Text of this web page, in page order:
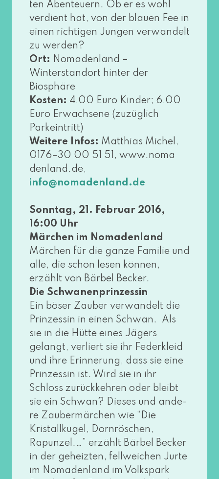
ten Abenteuern. Ob er es wohl
ver­dient hat, von der blau­en Fee in
einen rich­ti­gen Jungen ver­wan­delt
zu wer­den?
Ort: Nomadenland –
Winterstandort hin­ter der
Biosphäre
Kosten: 4,00 Euro Kinder; 6,00
Euro Erwachsene (zuzüg­lich
Parkeintritt)
Weitere Infos: Matthias Michel,
0176–30 00 51 51, www​.noma​
den​land​.de,
info@​nomadenland.​de
Sonntag, 21. Februar 2016,
16:00 Uhr
Märchen im Nomadenland
Märchen für die gan­ze Familie und
alle, die schon lesen kön­nen,
erzählt von Bärbel Becker.
Die Schwanenprinzessin
Ein böser Zauber ver­wan­delt die
Prinzessin in einen Schwan. Als
sie in die Hütte eines Jägers
gelangt, ver­liert sie ihr Federkleid
und ihre Erinnerung, dass sie eine
Prinzessin ist. Wird sie in ihr
Schloss zurück­keh­ren oder bleibt
sie ein Schwan? Dieses und ande­
re Zaubermärchen wie “Die
Kristallkugel, Dornröschen,
Rapunzel.…” erzählt Bärbel Becker
in der geheiz­ten, fell­wei­chen Jurte
im Nomadenland im Volkspark